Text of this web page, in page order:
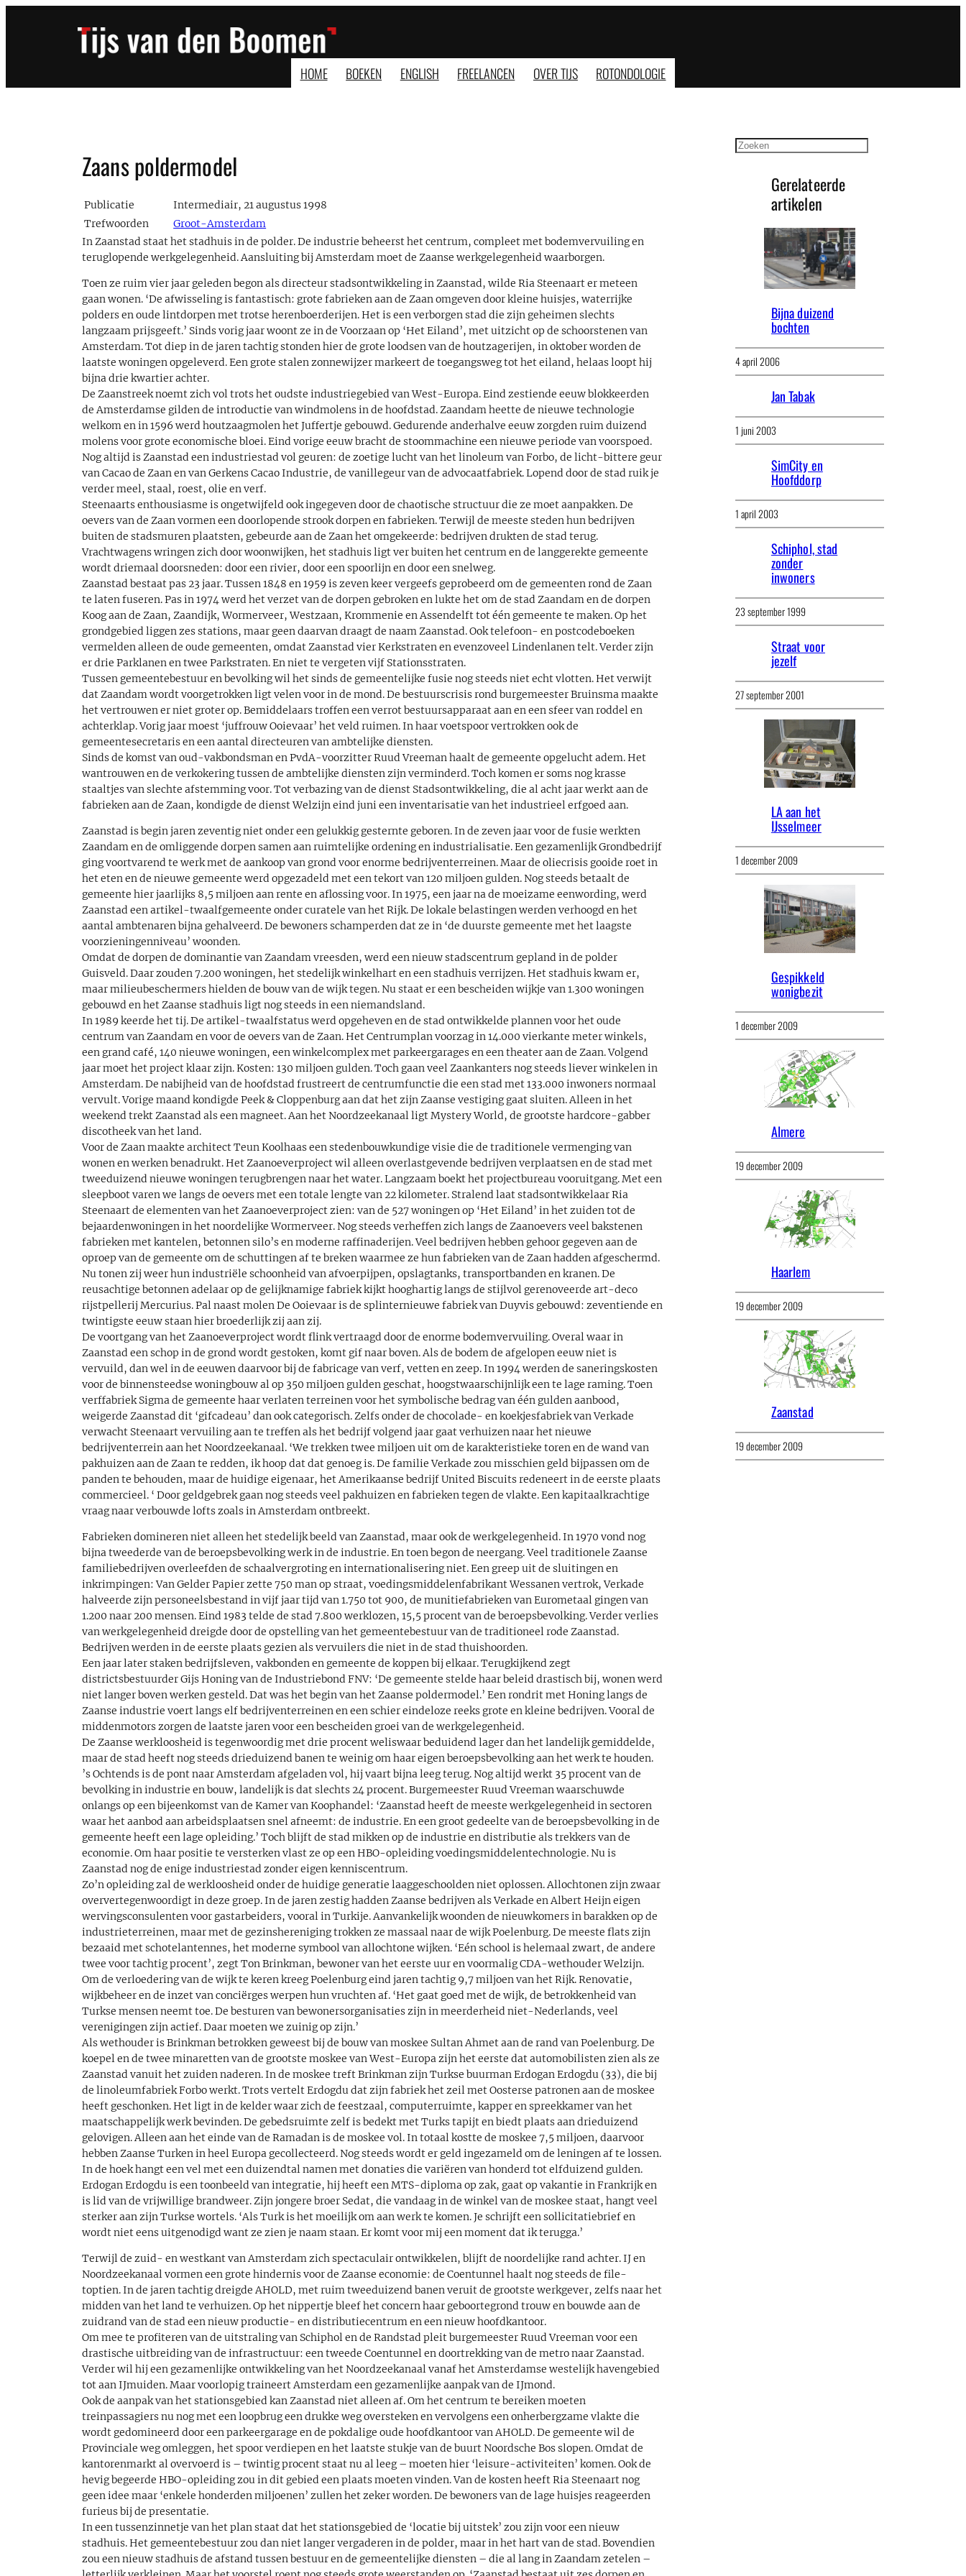
HOME BOEKEN ENGLISH FREELANCEN OVER TIJS ROTONDOLOGIE
Zaans poldermodel
Publicatie
Intermediair, 21 augustus 1998
Trefwoorden
Groot-Amsterdam
In Zaanstad staat het stadhuis in de polder. De industrie beheerst het centrum, compleet met bodemvervuiling en
teruglopende werkgelegenheid. Aansluiting bij Amsterdam moet de Zaanse werkgelegenheid waarborgen.
Toen ze ruim vier jaar geleden begon als directeur stadsontwikkeling in Zaanstad, wilde Ria Steenaart er meteen
gaan wonen. ‘De afwisseling is fantastisch: grote fabrieken aan de Zaan omgeven door kleine huisjes, waterrijke
polders en oude lintdorpen met trotse herenboerderijen. Het is een verborgen stad die zijn geheimen slechts
langzaam prijsgeeft.’ Sinds vorig jaar woont ze in de Voorzaan op ‘Het Eiland’, met uitzicht op de schoorstenen van
Amsterdam. Tot diep in de jaren tachtig stonden hier de grote loodsen van de houtzagerijen, in oktober worden de
laatste woningen opgeleverd. Een grote stalen zonnewijzer markeert de toegangsweg tot het eiland, helaas loopt hij
bijna drie kwartier achter.
De Zaanstreek noemt zich vol trots het oudste industriegebied van West-Europa. Eind zestiende eeuw blokkeerden
de Amsterdamse gilden de introductie van windmolens in de hoofdstad. Zaandam heette de nieuwe technologie
welkom en in 1596 werd houtzaagmolen het Juffertje gebouwd. Gedurende anderhalve eeuw zorgden ruim duizend
molens voor grote economische bloei. Eind vorige eeuw bracht de stoommachine een nieuwe periode van voorspoed.
Nog altijd is Zaanstad een industriestad vol geuren: de zoetige lucht van het linoleum van Forbo, de licht-bittere geur
van Cacao de Zaan en van Gerkens Cacao Industrie, de vanillegeur van de advocaatfabriek. Lopend door de stad ruik je
verder meel, staal, roest, olie en verf.
Steenaarts enthousiasme is ongetwijfeld ook ingegeven door de chaotische structuur die ze moet aanpakken. De
oevers van de Zaan vormen een doorlopende strook dorpen en fabrieken. Terwijl de meeste steden hun bedrijven
buiten de stadsmuren plaatsten, gebeurde aan de Zaan het omgekeerde: bedrijven drukten de stad terug.
Vrachtwagens wringen zich door woonwijken, het stadhuis ligt ver buiten het centrum en de langgerekte gemeente
wordt driemaal doorsneden: door een rivier, door een spoorlijn en door een snelweg.
Zaanstad bestaat pas 23 jaar. Tussen 1848 en 1959 is zeven keer vergeefs geprobeerd om de gemeenten rond de Zaan
te laten fuseren. Pas in 1974 werd het verzet van de dorpen gebroken en lukte het om de stad Zaandam en de dorpen
Koog aan de Zaan, Zaandijk, Wormerveer, Westzaan, Krommenie en Assendelft tot één gemeente te maken. Op het
grondgebied liggen zes stations, maar geen daarvan draagt de naam Zaanstad. Ook telefoon- en postcodeboeken
vermelden alleen de oude gemeenten, omdat Zaanstad vier Kerkstraten en evenzoveel Lindenlanen telt. Verder zijn
er drie Parklanen en twee Parkstraten. En niet te vergeten vijf Stationsstraten.
Tussen gemeentebestuur en bevolking wil het sinds de gemeentelijke fusie nog steeds niet echt vlotten. Het verwijt
dat Zaandam wordt voorgetrokken ligt velen voor in de mond. De bestuurscrisis rond burgemeester Bruinsma maakte
het vertrouwen er niet groter op. Bemiddelaars troffen een verrot bestuursapparaat aan en een sfeer van roddel en
achterklap. Vorig jaar moest ‘juffrouw Ooievaar’ het veld ruimen. In haar voetspoor vertrokken ook de
gemeentesecretaris en een aantal directeuren van ambtelijke diensten.
Sinds de komst van oud-vakbondsman en PvdA-voorzitter Ruud Vreeman haalt de gemeente opgelucht adem. Het
wantrouwen en de verkokering tussen de ambtelijke diensten zijn verminderd. Toch komen er soms nog krasse
staaltjes van slechte afstemming voor. Tot verbazing van de dienst Stadsontwikkeling, die al acht jaar werkt aan de
fabrieken aan de Zaan, kondigde de dienst Welzijn eind juni een inventarisatie van het industrieel erfgoed aan.
Zaanstad is begin jaren zeventig niet onder een gelukkig gesternte geboren. In de zeven jaar voor de fusie werkten
Zaandam en de omliggende dorpen samen aan ruimtelijke ordening en industrialisatie. Een gezamenlijk Grondbedrijf
ging voortvarend te werk met de aankoop van grond voor enorme bedrijventerreinen. Maar de oliecrisis gooide roet in
het eten en de nieuwe gemeente werd opgezadeld met een tekort van 120 miljoen gulden. Nog steeds betaalt de
gemeente hier jaarlijks 8,5 miljoen aan rente en aflossing voor. In 1975, een jaar na de moeizame eenwording, werd
Zaanstad een artikel-twaalfgemeente onder curatele van het Rijk. De lokale belastingen werden verhoogd en het
aantal ambtenaren bijna gehalveerd. De bewoners schamperden dat ze in ‘de duurste gemeente met het laagste
voorzieningenniveau’ woonden.
Omdat de dorpen de dominantie van Zaandam vreesden, werd een nieuw stadscentrum gepland in de polder
Guisveld. Daar zouden 7.200 woningen, het stedelijk winkelhart en een stadhuis verrijzen. Het stadhuis kwam er,
maar milieubeschermers hielden de bouw van de wijk tegen. Nu staat er een bescheiden wijkje van 1.300 woningen
gebouwd en het Zaanse stadhuis ligt nog steeds in een niemandsland.
In 1989 keerde het tij. De artikel-twaalfstatus werd opgeheven en de stad ontwikkelde plannen voor het oude
centrum van Zaandam en voor de oevers van de Zaan. Het Centrumplan voorzag in 14.000 vierkante meter winkels,
een grand café, 140 nieuwe woningen, een winkelcomplex met parkeergarages en een theater aan de Zaan. Volgend
jaar moet het project klaar zijn. Kosten: 130 miljoen gulden. Toch gaan veel Zaankanters nog steeds liever winkelen in
Amsterdam. De nabijheid van de hoofdstad frustreert de centrumfunctie die een stad met 133.000 inwoners normaal
vervult. Vorige maand kondigde Peek & Cloppenburg aan dat het zijn Zaanse vestiging gaat sluiten. Alleen in het
weekend trekt Zaanstad als een magneet. Aan het Noordzeekanaal ligt Mystery World, de grootste hardcore-gabber
discotheek van het land.
Voor de Zaan maakte architect Teun Koolhaas een stedenbouwkundige visie die de traditionele vermenging van
wonen en werken benadrukt. Het Zaanoeverproject wil alleen overlastgevende bedrijven verplaatsen en de stad met
tweeduizend nieuwe woningen terugbrengen naar het water. Langzaam boekt het projectbureau vooruitgang. Met een
sleepboot varen we langs de oevers met een totale lengte van 22 kilometer. Stralend laat stadsontwikkelaar Ria
Steenaart de elementen van het Zaanoeverproject zien: van de 527 woningen op ‘Het Eiland’ in het zuiden tot de
bejaardenwoningen in het noordelijke Wormerveer. Nog steeds verheffen zich langs de Zaanoevers veel bakstenen
fabrieken met kantelen, betonnen silo’s en moderne raffinaderijen. Veel bedrijven hebben gehoor gegeven aan de
oproep van de gemeente om de schuttingen af te breken waarmee ze hun fabrieken van de Zaan hadden afgeschermd.
Nu tonen zij weer hun industriële schoonheid van afvoerpijpen, opslagtanks, transportbanden en kranen. De
reusachtige betonnen adelaar op de gelijknamige fabriek kijkt hooghartig langs de stijlvol gerenoveerde art-deco
rijstpellerij Mercurius. Pal naast molen De Ooievaar is de splinternieuwe fabriek van Duyvis gebouwd: zeventiende en
twintigste eeuw staan hier broederlijk zij aan zij.
De voortgang van het Zaanoeverproject wordt flink vertraagd door de enorme bodemvervuiling. Overal waar in
Zaanstad een schop in de grond wordt gestoken, komt gif naar boven. Als de bodem de afgelopen eeuw niet is
vervuild, dan wel in de eeuwen daarvoor bij de fabricage van verf, vetten en zeep. In 1994 werden de saneringskosten
voor de binnensteedse woningbouw al op 350 miljoen gulden geschat, hoogstwaarschijnlijk een te lage raming. Toen
verffabriek Sigma de gemeente haar verlaten terreinen voor het symbolische bedrag van één gulden aanbood,
weigerde Zaanstad dit ‘gifcadeau’ dan ook categorisch. Zelfs onder de chocolade- en koekjesfabriek van Verkade
verwacht Steenaart vervuiling aan te treffen als het bedrijf volgend jaar gaat verhuizen naar het nieuwe
bedrijventerrein aan het Noordzeekanaal. ‘We trekken twee miljoen uit om de karakteristieke toren en de wand van
pakhuizen aan de Zaan te redden, ik hoop dat dat genoeg is. De familie Verkade zou misschien geld bijpassen om de
panden te behouden, maar de huidige eigenaar, het Amerikaanse bedrijf United Biscuits redeneert in de eerste plaats
commercieel. ‘ Door geldgebrek gaan nog steeds veel pakhuizen en fabrieken tegen de vlakte. Een kapitaalkrachtige
vraag naar verbouwde lofts zoals in Amsterdam ontbreekt.
Fabrieken domineren niet alleen het stedelijk beeld van Zaanstad, maar ook de werkgelegenheid. In 1970 vond nog
bijna tweederde van de beroepsbevolking werk in de industrie. En toen begon de neergang. Veel traditionele Zaanse
familiebedrijven overleefden de schaalvergroting en internationalisering niet. Een greep uit de sluitingen en
inkrimpingen: Van Gelder Papier zette 750 man op straat, voedingsmiddelenfabrikant Wessanen vertrok, Verkade
halveerde zijn personeelsbestand in vijf jaar tijd van 1.750 tot 900, de munitiefabrieken van Eurometaal gingen van
1.200 naar 200 mensen. Eind 1983 telde de stad 7.800 werklozen, 15,5 procent van de beroepsbevolking. Verder verlies
van werkgelegenheid dreigde door de opstelling van het gemeentebestuur van de traditioneel rode Zaanstad.
Bedrijven werden in de eerste plaats gezien als vervuilers die niet in de stad thuishoorden.
Een jaar later staken bedrijfsleven, vakbonden en gemeente de koppen bij elkaar. Terugkijkend zegt
districtsbestuurder Gijs Honing van de Industriebond FNV: ‘De gemeente stelde haar beleid drastisch bij, wonen werd
niet langer boven werken gesteld. Dat was het begin van het Zaanse poldermodel.’ Een rondrit met Honing langs de
Zaanse industrie voert langs elf bedrijventerreinen en een schier eindeloze reeks grote en kleine bedrijven. Vooral de
middenmotors zorgen de laatste jaren voor een bescheiden groei van de werkgelegenheid.
De Zaanse werkloosheid is tegenwoordig met drie procent weliswaar beduidend lager dan het landelijk gemiddelde,
maar de stad heeft nog steeds drieduizend banen te weinig om haar eigen beroepsbevolking aan het werk te houden.
’s Ochtends is de pont naar Amsterdam afgeladen vol, hij vaart bijna leeg terug. Nog altijd werkt 35 procent van de
bevolking in industrie en bouw, landelijk is dat slechts 24 procent. Burgemeester Ruud Vreeman waarschuwde
onlangs op een bijeenkomst van de Kamer van Koophandel: ‘Zaanstad heeft de meeste werkgelegenheid in sectoren
waar het aanbod aan arbeidsplaatsen snel afneemt: de industrie. En een groot gedeelte van de beroepsbevolking in de
gemeente heeft een lage opleiding.’ Toch blijft de stad mikken op de industrie en distributie als trekkers van de
economie. Om haar positie te versterken vlast ze op een HBO-opleiding voedingsmiddelentechnologie. Nu is
Zaanstad nog de enige industriestad zonder eigen kenniscentrum.
Zo’n opleiding zal de werkloosheid onder de huidige generatie laaggeschoolden niet oplossen. Allochtonen zijn zwaar
oververtegenwoordigt in deze groep. In de jaren zestig hadden Zaanse bedrijven als Verkade en Albert Heijn eigen
wervingsconsulenten voor gastarbeiders, vooral in Turkije. Aanvankelijk woonden de nieuwkomers in barakken op de
industrieterreinen, maar met de gezinshereniging trokken ze massaal naar de wijk Poelenburg. De meeste flats zijn
bezaaid met schotelantennes, het moderne symbool van allochtone wijken. ‘Eén school is helemaal zwart, de andere
twee voor tachtig procent’, zegt Ton Brinkman, bewoner van het eerste uur en voormalig CDA-wethouder Welzijn.
Om de verloedering van de wijk te keren kreeg Poelenburg eind jaren tachtig 9,7 miljoen van het Rijk. Renovatie,
wijkbeheer en de inzet van conciërges werpen hun vruchten af. ‘Het gaat goed met de wijk, de betrokkenheid van
Turkse mensen neemt toe. De besturen van bewonersorganisaties zijn in meerderheid niet-Nederlands, veel
verenigingen zijn actief. Daar moeten we zuinig op zijn.’
Als wethouder is Brinkman betrokken geweest bij de bouw van moskee Sultan Ahmet aan de rand van Poelenburg. De
koepel en de twee minaretten van de grootste moskee van West-Europa zijn het eerste dat automobilisten zien als ze
Zaanstad vanuit het zuiden naderen. In de moskee treft Brinkman zijn Turkse buurman Erdogan Erdogdu (33), die bij
de linoleumfabriek Forbo werkt. Trots vertelt Erdogdu dat zijn fabriek het zeil met Oosterse patronen aan de moskee
heeft geschonken. Het ligt in de kelder waar zich de feestzaal, computerruimte, kapper en spreekkamer van het
maatschappelijk werk bevinden. De gebedsruimte zelf is bedekt met Turks tapijt en biedt plaats aan drieduizend
gelovigen. Alleen aan het einde van de Ramadan is de moskee vol. In totaal kostte de moskee 7,5 miljoen, daarvoor
hebben Zaanse Turken in heel Europa gecollecteerd. Nog steeds wordt er geld ingezameld om de leningen af te lossen.
In de hoek hangt een vel met een duizendtal namen met donaties die variëren van honderd tot elfduizend gulden.
Erdogan Erdogdu is een toonbeeld van integratie, hij heeft een MTS-diploma op zak, gaat op vakantie in Frankrijk en
is lid van de vrijwillige brandweer. Zijn jongere broer Sedat, die vandaag in de winkel van de moskee staat, hangt veel
sterker aan zijn Turkse wortels. ‘Als Turk is het moeilijk om aan werk te komen. Je schrijft een sollicitatiebrief en
wordt niet eens uitgenodigd want ze zien je naam staan. Er komt voor mij een moment dat ik terugga.’
Terwijl de zuid- en westkant van Amsterdam zich spectaculair ontwikkelen, blijft de noordelijke rand achter. IJ en
Noordzeekanaal vormen een grote hindernis voor de Zaanse economie: de Coentunnel haalt nog steeds de file-
toptien. In de jaren tachtig dreigde AHOLD, met ruim tweeduizend banen veruit de grootste werkgever, zelfs naar het
midden van het land te verhuizen. Op het nippertje bleef het concern haar geboortegrond trouw en bouwde aan de
zuidrand van de stad een nieuw productie- en distributiecentrum en een nieuw hoofdkantoor.
Om mee te profiteren van de uitstraling van Schiphol en de Randstad pleit burgemeester Ruud Vreeman voor een
drastische uitbreiding van de infrastructuur: een tweede Coentunnel en doortrekking van de metro naar Zaanstad.
Verder wil hij een gezamenlijke ontwikkeling van het Noordzeekanaal vanaf het Amsterdamse westelijk havengebied
tot aan IJmuiden. Maar voorlopig traineert Amsterdam een gezamenlijke aanpak van de IJmond.
Ook de aanpak van het stationsgebied kan Zaanstad niet alleen af. Om het centrum te bereiken moeten
treinpassagiers nu nog met een loopbrug een drukke weg oversteken en vervolgens een onherbergzame vlakte die
wordt gedomineerd door een parkeergarage en de pokdalige oude hoofdkantoor van AHOLD. De gemeente wil de
Provinciale weg omleggen, het spoor verdiepen en het laatste stukje van de buurt Noordsche Bos slopen. Omdat de
kantorenmarkt al overvoerd is – twintig procent staat nu al leeg – moeten hier ‘leisure-activiteiten’ komen. Ook de
hevig begeerde HBO-opleiding zou in dit gebied een plaats moeten vinden. Van de kosten heeft Ria Steenaart nog
geen idee maar ‘enkele honderden miljoenen’ zullen het zeker worden. De bewoners van de lage huisjes reageerden
furieus bij de presentatie.
In een tussenzinnetje van het plan staat dat het stationsgebied de ‘locatie bij uitstek’ zou zijn voor een nieuw
stadhuis. Het gemeentebestuur zou dan niet langer vergaderen in de polder, maar in het hart van de stad. Bovendien
zou een nieuw stadhuis de afstand tussen bestuur en de gemeentelijke diensten – die al lang in Zaandam zetelen –
Zoeken
Gerelateerde
artikelen
Bijna duizend
bochten
4 april 2006
Jan Tabak
1 juni 2003
SimCity en
Hoofddorp
1 april 2003
Schiphol, stad
zonder
inwoners
23 september 1999
Straat voor
jezelf
27 september 2001
LA aan het
IJsselmeer
1 december 2009
Gespikkeld
wonigbezit
1 december 2009
Almere
19 december 2009
Haarlem
19 december 2009
Zaanstad
19 december 2009